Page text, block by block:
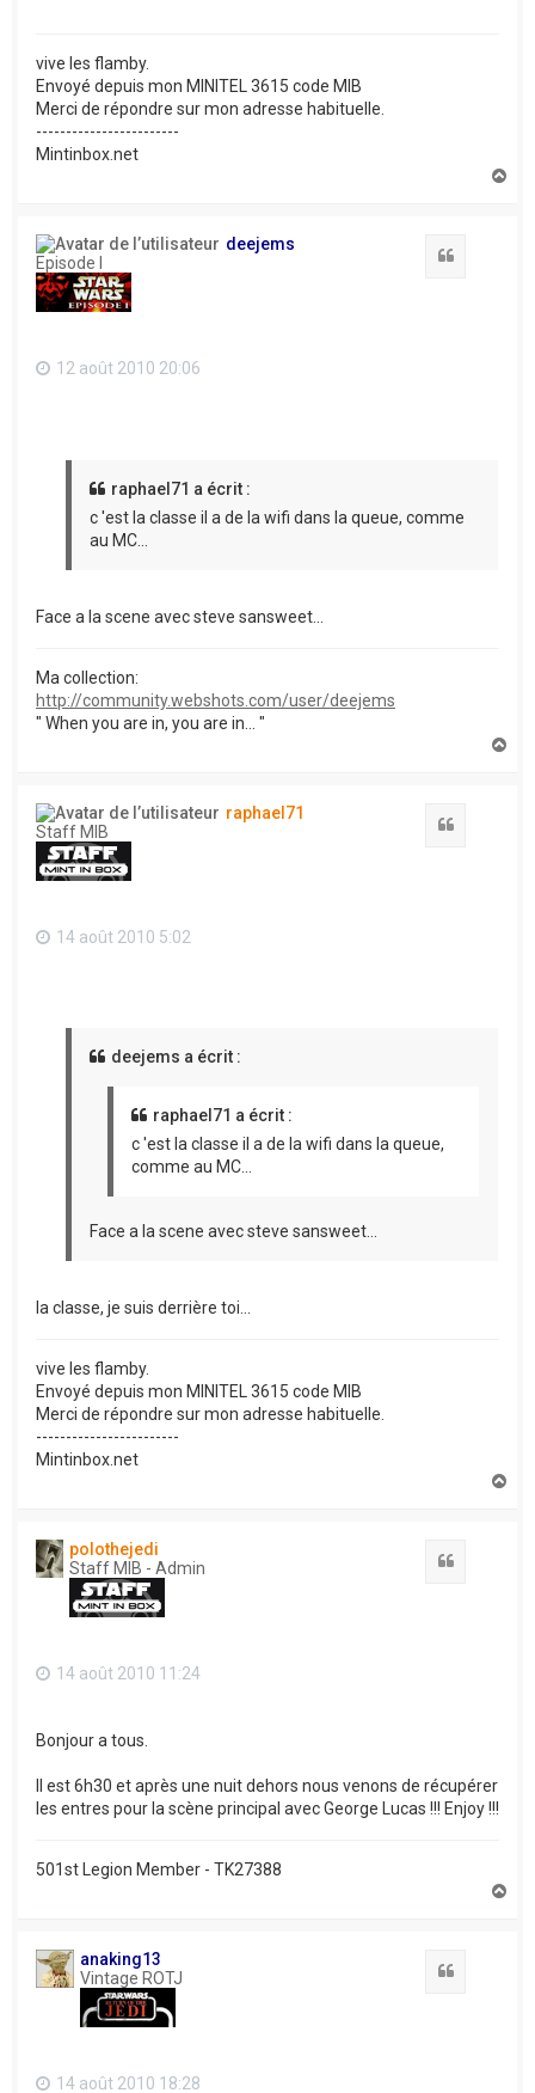
vive les flamby.
Envoyé depuis mon MINITEL 3615 code MIB
Merci de répondre sur mon adresse habituelle.
------------------------
Mintinbox.net
deejems
Episode I
12 août 2010 20:06
raphael71 a écrit :
c 'est la classe il a de la wifi dans la queue, comme
au MC...
Face a la scene avec steve sansweet...
Ma collection:
http://community.webshots.com/user/deejems
" When you are in, you are in... "
raphael71
Staff MIB
14 août 2010 5:02
deejems a écrit :
raphael71 a écrit :
c 'est la classe il a de la wifi dans la queue,
comme au MC...
Face a la scene avec steve sansweet...
la classe, je suis derrière toi...
vive les flamby.
Envoyé depuis mon MINITEL 3615 code MIB
Merci de répondre sur mon adresse habituelle.
------------------------
Mintinbox.net
polothejedi
Staff MIB - Admin
14 août 2010 11:24
Bonjour a tous.
Il est 6h30 et après une nuit dehors nous venons de récupérer
les entres pour la scène principal avec George Lucas !!! Enjoy !!!
501st Legion Member - TK27388
anaking13
Vintage ROTJ
14 août 2010 18:28